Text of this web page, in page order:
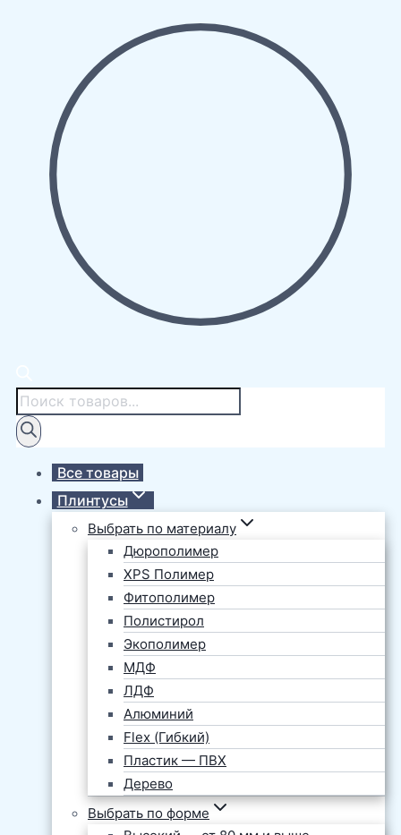
Поиск
товаров
Все товары
Плинтусы
Выбрать по материалу
Дюрополимер
XPS Полимер
Фитополимер
Полистирол
Экополимер
МДФ
ЛДФ
Алюминий
Flex (Гибкий)
Пластик — ПВХ
Дерево
Выбрать по форме